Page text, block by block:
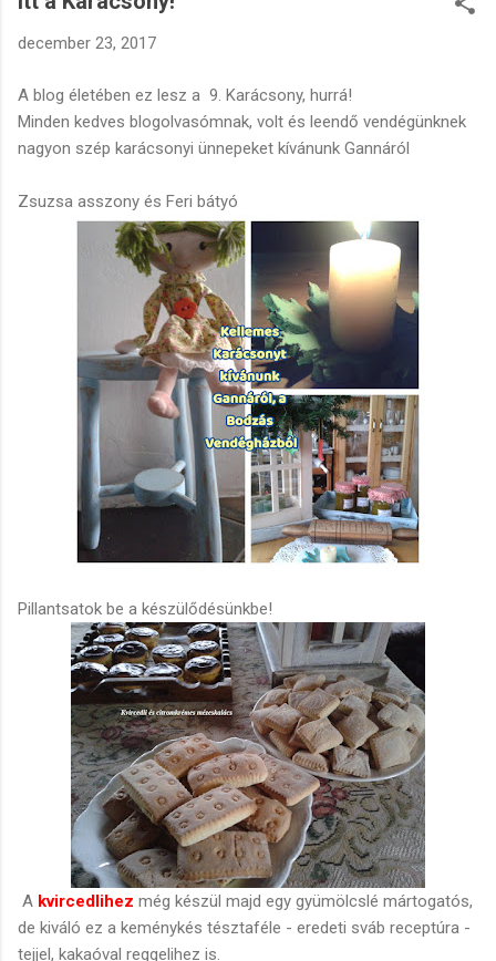
erdőparti túra, amely érinti a vadregényes Csurgó-kutat (egy
(Vinye): Ha egy kicsit autóztok észak felé, a Bakony talán
legnépszerűbb szurdoka vár. Gázlókon átkelve, a festői
Bakonyvasút viaduktjai és alagútjai alatt sétálhattok. 🏛️ ...
december 23, 2017
A blog életében ez lesz a 9. Karácsony, hurrá!
Minden kedves blogolvasómnak, volt és leendő vendégünknek
nagyon szép karácsonyi ünnepeket kívánunk Gannáról
Zsuzsa asszony és Feri bátyó
Pillantsatok be a készülődésünkbe!
A kvircedlihez még készül majd egy gyümölcslé mártogatós,
de kiváló ez a keménykés tésztaféle - eredeti sváb receptúra -
tejjel, kakaóval reggelihez is.